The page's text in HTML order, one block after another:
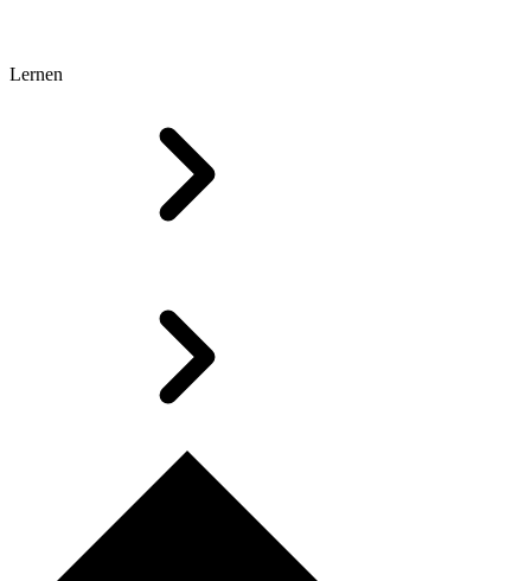
Lernen